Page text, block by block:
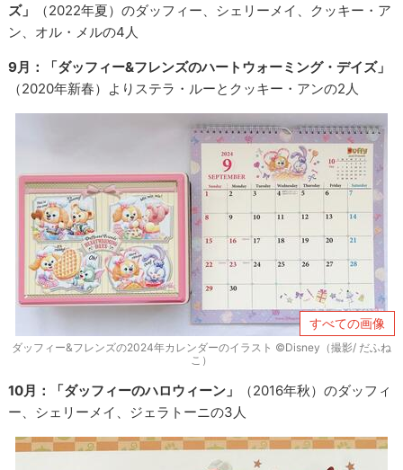
ズ」
（2022年夏）のダッフィー、シェリーメイ、クッキー・ア
ン、オル・メルの4人
9月：「ダッフィー&フレンズのハートウォーミング・デイズ」
（2020年新春）よりステラ・ルーとクッキー・アンの2人
すべての画像
ダッフィー&フレンズの2024年カレンダーのイラスト ©Disney（撮影/ だふね
こ）
10月：「ダッフィーのハロウィーン」
（2016年秋）のダッフィ
ー、シェリーメイ、ジェラトーニの3人